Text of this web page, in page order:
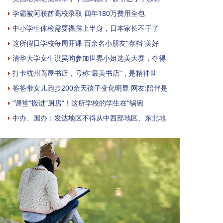
学霸被阿联酋高校录取 四年180万费用全包
中小学生体检需要裸露上半身，日本家长不干了
这所假日学校每周开课 百余名小朋友“存档”美好
清华大学女生洪昊昀参加世界小姐选美大赛，夺得
打卡杭州茑屋书店，号称“最美书店”，是精神世
爸爸带女儿跑步200余天孩子变化明显 网友:陪伴是
“课堂”搬进“厨房”！这所学校的学生在“锅碗
中办、国办：发达地区不得从中西部地区、东北地